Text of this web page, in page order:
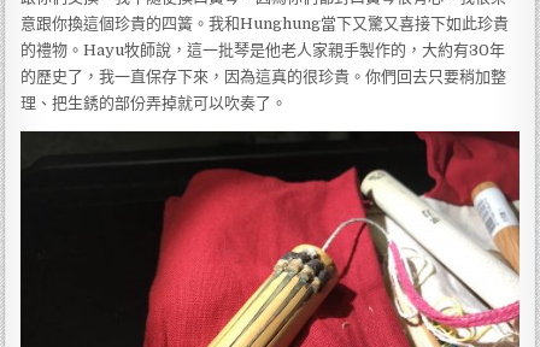
意跟你換這個珍貴的四簧。我和Hunghung當下又驚又喜接下如此珍貴
的禮物。Hayu牧師說，這一批琴是他老人家親手製作的，大約有30年
的歷史了，我一直保存下來，因為這真的很珍貴。你們回去只要稍加整
理、把生銹的部份弄掉就可以吹奏了。